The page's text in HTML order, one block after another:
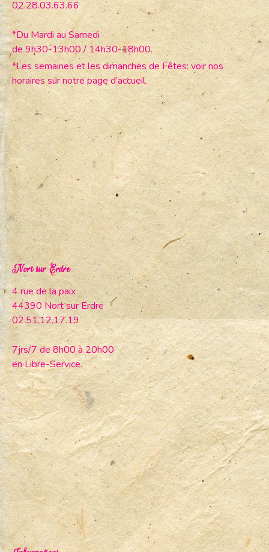
02.28.03.63.66
*Du Mardi au Samedi
de 9h30-13h00 / 14h30-18h00.
*Les semaines et les dimanches de Fêtes: voir nos
horaires sur notre page d’accueil.
Nort sur Erdre
4 rue de la paix
44390 Nort sur Erdre
02.51.12.17.19
7jrs/7 de 8h00 à 20h00
en Libre-Service.